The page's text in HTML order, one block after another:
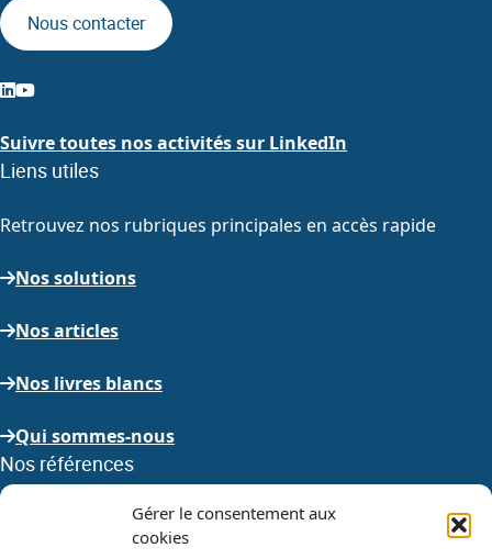
Gérer le consentement aux
cookies
Nous contacter
Suivre toutes nos activités sur LinkedIn
Liens utiles
Retrouvez nos rubriques principales en accès rapide
Nos solutions
Nos articles
Nos livres blancs
Qui sommes-nous
Nos références
Nous avons à cœur de réaliser les meilleurs projets pour
nos clients, en voici quelques exemples